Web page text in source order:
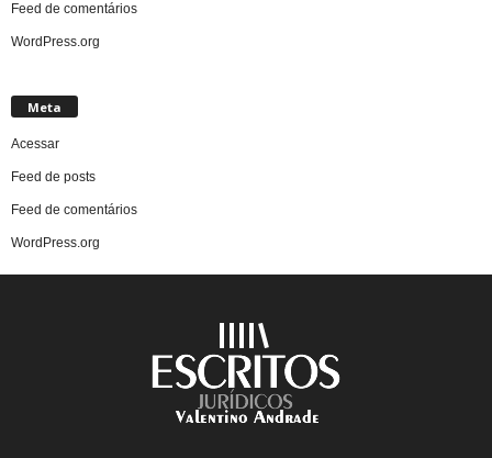
Feed de comentários
WordPress.org
Meta
Acessar
Feed de posts
Feed de comentários
WordPress.org